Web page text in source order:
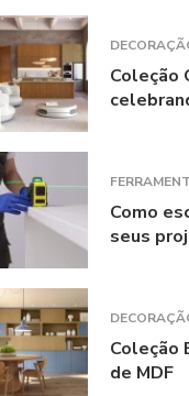
Coleção
Como
seus
Coleção
de MDF